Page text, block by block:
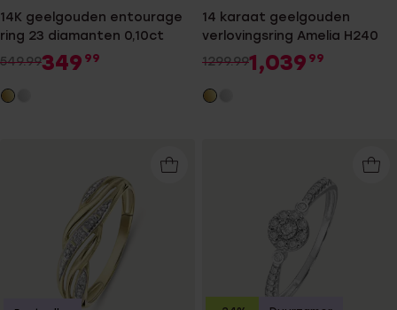
14K geelgouden entourage
ring 23 diamanten 0,10ct
549.99349 99
14 karaat geelgouden
verlovingsring Amelia H240
1299.991,039 99